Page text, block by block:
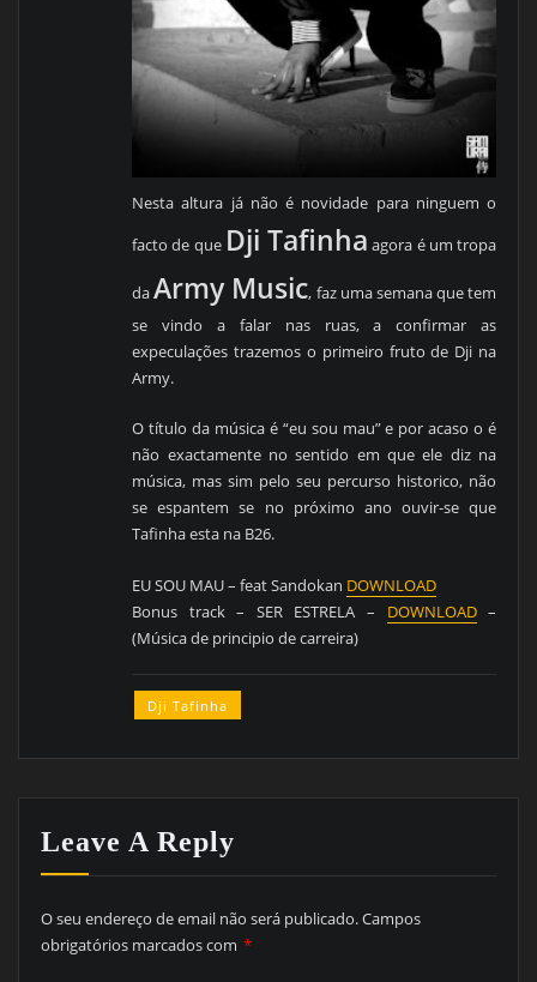
Nesta altura já não é novidade para ninguem o
facto de que Dji Tafinha agora é um tropa
daArmy Music, faz uma semana que tem
se vindo a falar nas ruas, a confirmar as
expeculações trazemos o primeiro fruto de Dji na
Army.
O título da música é “eu sou mau” e por acaso o é
não exactamente no sentido em que ele diz na
música, mas sim pelo seu percurso historico, não
se espantem se no próximo ano ouvir-se que
Tafinha esta na B26.
EU SOU MAU – feat Sandokan DOWNLOAD
Bonus track – SER ESTRELA – DOWNLOAD–
(Música de principio de carreira)
Dji Tafinha
Leave A Reply
O seu endereço de email não será publicado.Campos
obrigatórios marcados com *